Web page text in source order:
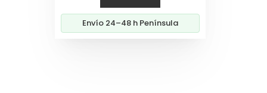
Envío 24–48 h Península